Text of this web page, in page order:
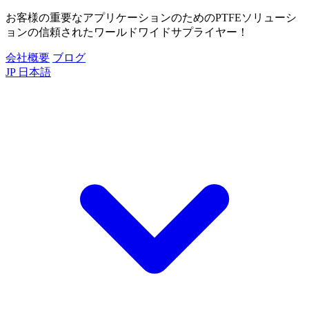
お客様の重要なアプリケーションのためのPTFEソリューシ
ョンの信頼されたワールドワイドサプライヤー！
会社概要 ブログ
JP 日本語